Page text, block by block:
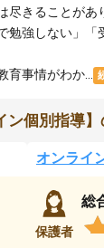
きることがあ
勉強しない」
事情がわか...
ン個別指導
オンライ
保護者
総